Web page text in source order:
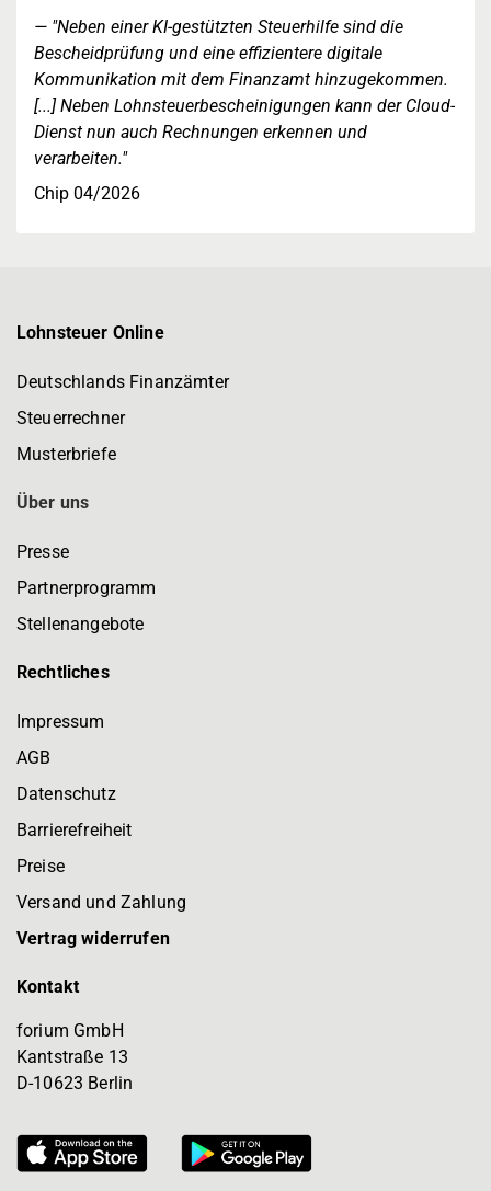
"Neben einer KI-gestützten Steuerhilfe sind die
Bescheidprüfung und eine effizientere digitale
Kommunikation mit dem Finanzamt hinzugekommen.
[...] Neben Lohnsteuerbescheinigungen kann der Cloud-
Dienst nun auch Rechnungen erkennen und
verarbeiten."
Chip 04/2026
Lohnsteuer Online
Deutschlands Finanzämter
Steuerrechner
Musterbriefe
Über uns
Presse
Partnerprogramm
Stellenangebote
Rechtliches
Impressum
AGB
Datenschutz
Barrierefreiheit
Preise
Versand und Zahlung
Vertrag widerrufen
Kontakt
forium GmbH
Kantstraße 13
D-10623 Berlin